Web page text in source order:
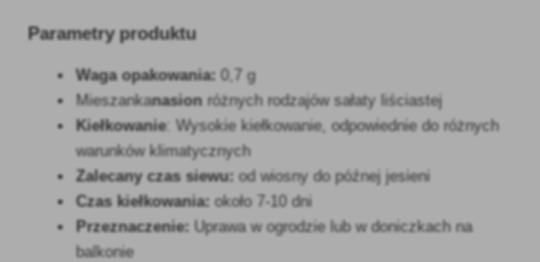
Parametry produktu
Waga opakowania: 0,7 g
Mieszankanasion różnych rodzajów sałaty liściastej
Kiełkowanie: Wysokie kiełkowanie, odpowiednie do różnych
warunków klimatycznych
Zalecany czas siewu: od wiosny do późnej jesieni
Czas kiełkowania: około 7-10 dni
Przeznaczenie: Uprawa w ogrodzie lub w doniczkach na
balkonie